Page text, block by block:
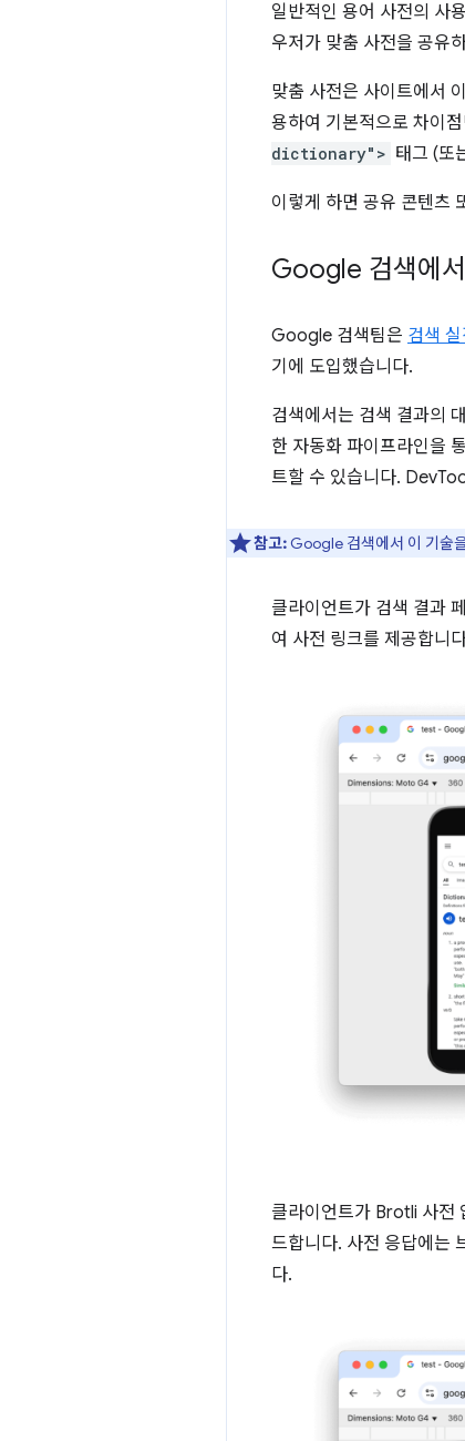
일반적인 용어 사전의 사
우저가 맞춤 사전을 공유
맞춤 사전은 사이트에서
용하여 기본적으로 차이
dictionary"> 태그 (또
이렇게 하면 공유 콘텐츠
Google 검색에
Google 검색팀은 검색
기에 도입했습니다.
검색에서는 검색 결과의
한 자동화 파이프라인을
트할 수 있습니다.
참고: Google 검색에서 이 기술
클라이언트가 검색 결과
여 사전 링크를 제공합니
클라이언트가 Brotli 사전
드합니다. 사전 응답에는
다.